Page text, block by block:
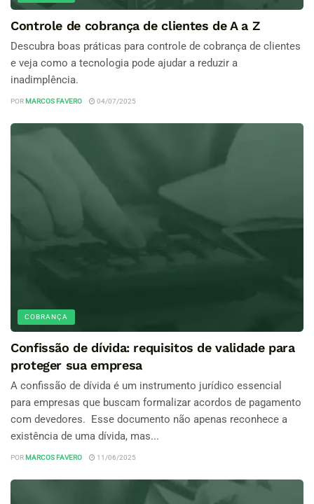
Controle de cobrança de clientes de A a Z
Descubra boas práticas para controle de cobrança de clientes
e veja como a tecnologia pode ajudar a reduzir a
inadimplência.
POR MARCOS FAVERO 04/07/2025
COBRANÇA
Confissão de dívida: requisitos de validade para
proteger sua empresa
A confissão de dívida é um instrumento jurídico essencial
para empresas que buscam formalizar acordos de pagamento
com devedores. Esse documento não apenas reconhece a
existência de uma dívida, mas...
POR MARCOS FAVERO 11/06/2025